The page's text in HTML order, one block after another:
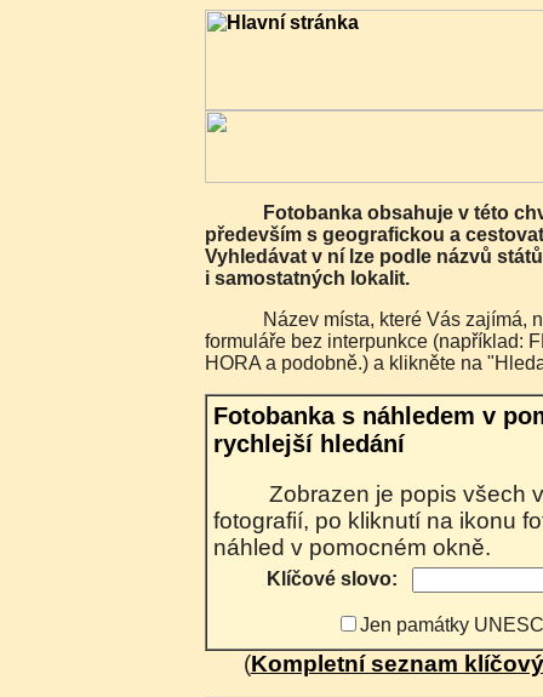
Fotobanka obsahuje v této chvíli 7482 fotografií
především s geografickou a
Vyhledávat v ní lze podle názvů
i samostatných lokalit.
Název místa, které Vás zajímá, napište do vyhledávacího
formuláře bez interpunkce (například:
HORA a podobně.) a klikněte na
Fotobanka s náhledem v
rychlejší hledání
Zobrazen je popis všech vyhledaných
fotografií, po kliknutí na ikonu
náhled v pomocném okně.
Klíčové slovo:
Jen památky
(Kompletní seznam